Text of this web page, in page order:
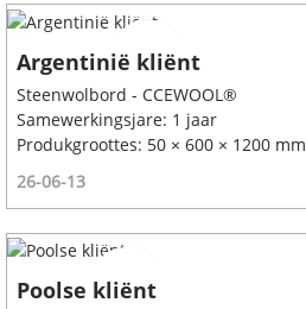
Argentinië kliënt
Steenwolbord - CCEWOOL®
Samewerkingsjare: 1 jaar
Produkgroottes: 50 × 600 × 1200 mm
26-06-13
Poolse kliënt